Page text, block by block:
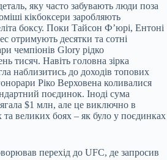
яку часто забувають люди поза
кікбоксери заробляють
боксу. Поки Тайсон Ф’юрі, Ентоні
отримують десятки та сотні
чемпіонів Glory рідко
тисяч. Навіть головна зірка
наблизитись до доходів топових
Ріко Верховена коливалися
поєдинок. Іноді сума
$1 млн, але це виключно в
великих боях – як було у поєдинках
перехід до UFC, де запросив